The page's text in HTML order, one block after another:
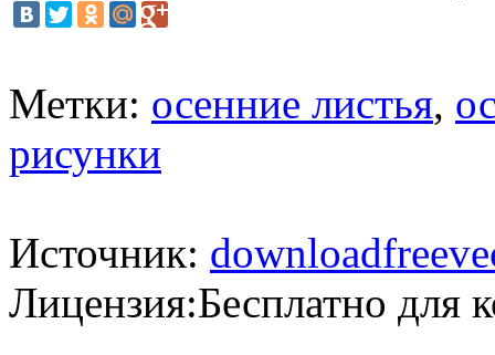
Метки: осенние листья,
рисунки
Источник:
Лицензия:Бесплатно для